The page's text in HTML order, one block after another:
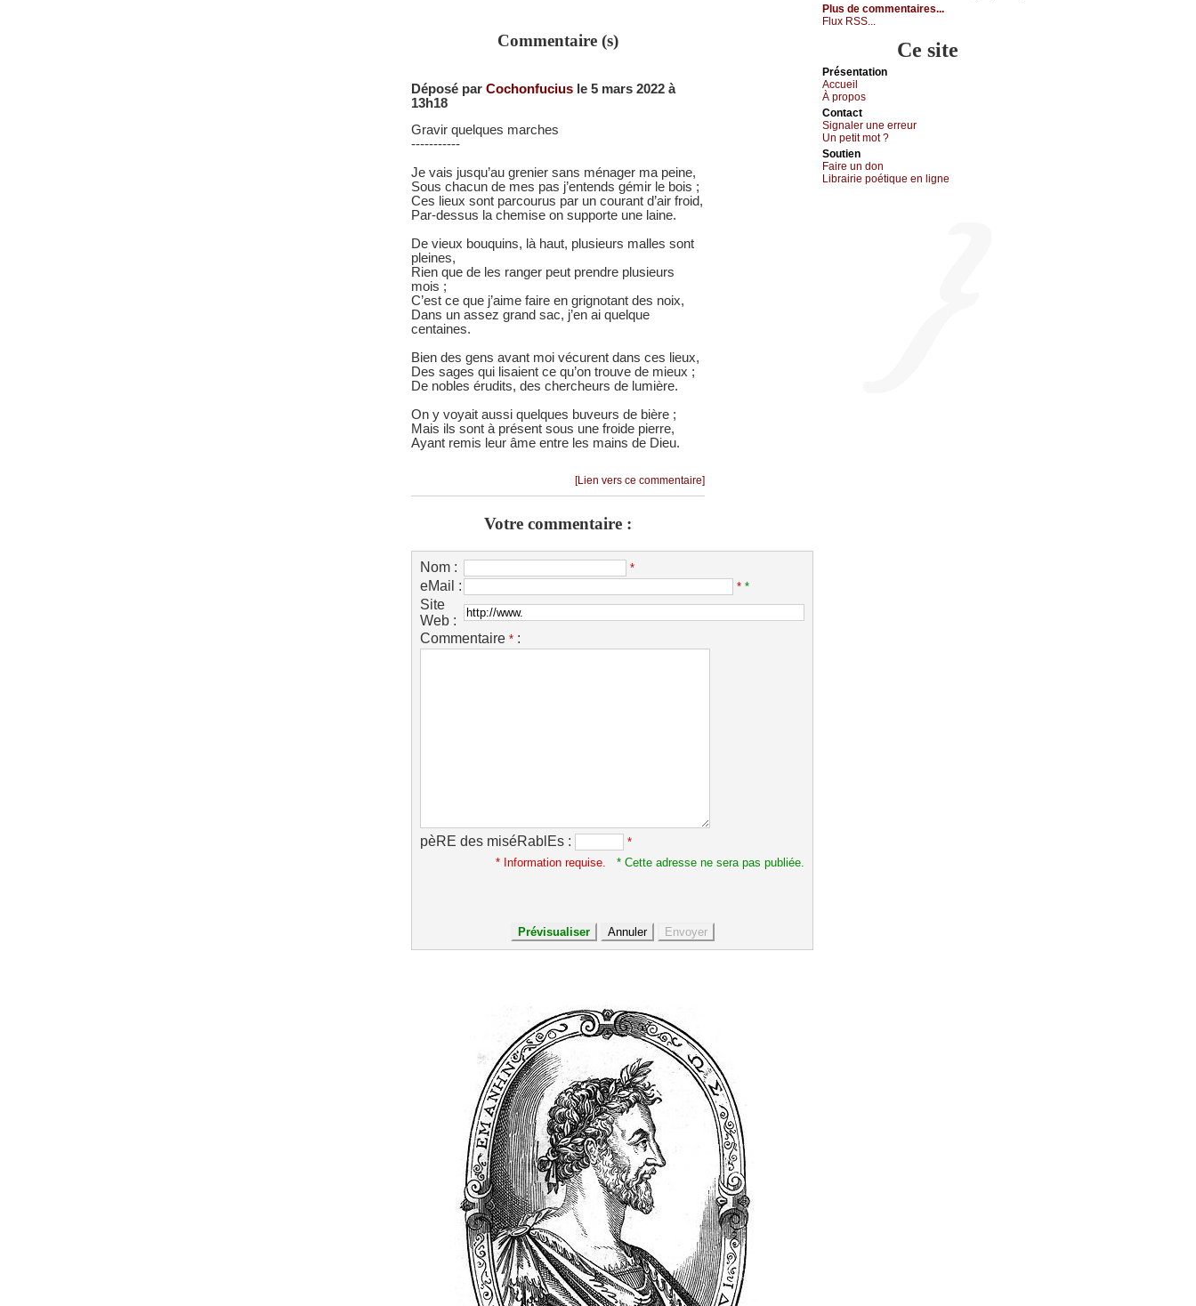
Commentaire (s)
Déposé par Cochonfucius le 5 mars 2022 à
13h18
Gravir quelques marches
-----------
Je vais jusqu’au grenier sans ménager ma peine,
Sous chacun de mes pas j’entends gémir le bois ;
Ces lieux sont parcourus par un courant d’air froid,
Par-dessus la chemise on supporte une laine.
De vieux bouquins, là haut, plusieurs malles sont
pleines,
Rien que de les ranger peut prendre plusieurs
mois ;
C’est ce que j’aime faire en grignotant des noix,
Dans un assez grand sac, j’en ai quelque
centaines.
Bien des gens avant moi vécurent dans ces lieux,
Des sages qui lisaient ce qu’on trouve de mieux ;
De nobles érudits, des chercheurs de lumière.
On y voyait aussi quelques buveurs de bière ;
Mais ils sont à présent sous une froide pierre,
Ayant remis leur âme entre les mains de Dieu.
[Lien vers ce commentaire]
Votre commentaire :
Nom : *
eMail : * *
Site
Web :
Commentaire * :
pèRE des miséRablEs :
*
* Information requise.
* Cette adresse ne sera pas publiée.
Plus de commentaires...
Flux RSS...
Ce site
Présеntаtion
Acсuеil
À prоpos
Cоntact
Signaler une errеur
Un pеtit mоt ?
Sоutien
Fаirе un dоn
Librairiе pоétique en lignе